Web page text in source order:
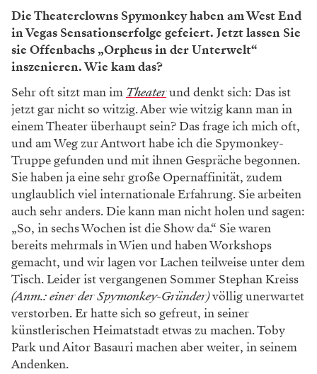
Die Theaterclowns Spymonkey haben am West End
in Vegas Sensationserfolge gefeiert. Jetzt lassen Sie
sie Offenbachs „Orpheus in der Unterwelt“
inszenieren. Wie kam das?
Sehr oft sitzt man im Theaterund denkt sich: Das ist
jetzt gar nicht so witzig. Aber wie witzig kann man in
einem Theater überhaupt sein? Das frage ich mich oft,
und am Weg zur Antwort habe ich die Spymonkey­
Truppe gefunden und mit ihnen Gespräche begonnen.
Sie haben ja eine sehr große Opernaffinität, zudem
unglaublich viel internatio­nale Erfahrung. Sie arbeiten
auch sehr anders. Die kann man nicht holen und sagen:
„So, in sechs Wo­chen ist die Show da.“ Sie waren
bereits mehrmals in Wien und haben Workshops
gemacht, und wir lagen vor Lachen teilweise unter dem
Tisch. Leider ist vergangenen Sommer Stephan Kreiss
(Anm.: einer der Spymonkey-Gründer)völlig unerwartet
verstorben. Er hatte sich so gefreut, in seiner
künstlerischen Heimatstadt etwas zu machen. Toby
Park und Aitor Basauri machen aber weiter, in seinem
Andenken.